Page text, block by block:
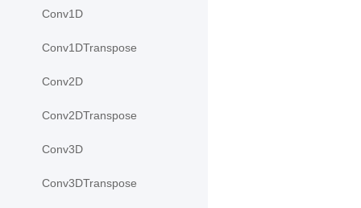
Conv1D
Conv1DTranspose
Conv2D
Conv2DTranspose
Conv3D
Conv3DTranspose